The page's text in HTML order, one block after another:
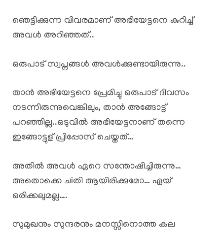
ഞെട്ടിക്കുന്ന വിവരമാണ് അഭിയേട്ടനെ കുറിച്ച്
അവൾ അറിഞ്ഞത്..
ഒരുപാട് സ്വപ്നങ്ങൾ അവൾക്കുണ്ടായിരുന്നു..
താൻ അഭിയേട്ടനെ പ്രേമിച്ചു ഒരുപാട് ദിവസം
നടന്നിരുന്നുവെങ്കിലും, താൻ അങ്ങോട്ട്
പറഞ്ഞില്ല..ഒടുവിൽ അഭിയേട്ടനാണ് തന്നെ
ഇങ്ങോട്ടുള് പ്രിപ്പോസ് ചെയ്തത്…
അതിൽ അവൾ ഏറെ സന്തോഷിച്ചിരുന്നു…
അതൊക്കെ ചiതി ആയിരിക്കുമോ… ഏയ്‌
ഒരിക്കലുമല്ല….
സുമുഖനും സുന്ദരനും മനസ്സിനൊത്ത കല